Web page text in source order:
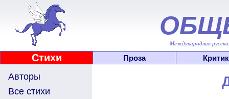
Международная
Стихи Проза
Авторы
Все стихи